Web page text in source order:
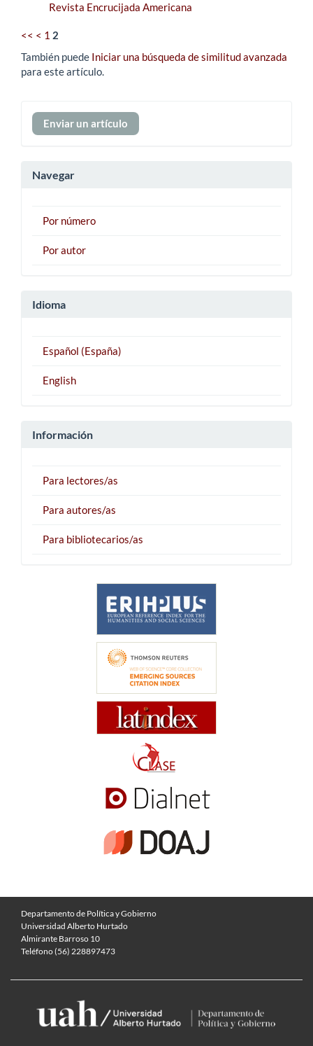
Revista Encrucijada Americana
<< < 1 2
También puede Iniciar una búsqueda de similitud avanzada
para este artículo.
Enviar
un
Enviar un artículo
Navegar
Por número
Por autor
Idioma
Español (España)
English
Información
Para lectores/as
Para autores/as
Para bibliotecarios/as
Departamento de Política y Gobierno
Universidad Alberto Hurtado
Almirante Barroso 10
Teléfono (56) 228897473